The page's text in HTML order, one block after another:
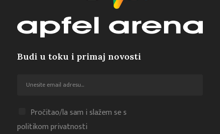
Budi u toku i primaj novosti
Pročitao/la sam i slažem se s
politikom privatnosti